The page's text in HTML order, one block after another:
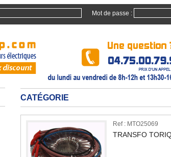
Mot de passe :
CATÉGORIE
Ref : MTO25069
TRANSFO